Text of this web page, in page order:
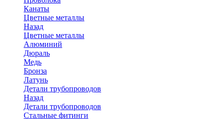
Канаты
Цветные металлы
Назад
Цветные металлы
Алюминий
Дюраль
Медь
Бронза
Латунь
Детали трубопроводов
Назад
Детали трубопроводов
Стальные фитинги